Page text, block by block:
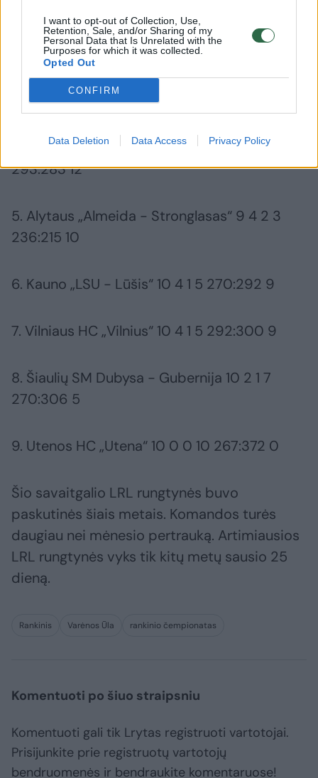
I want to opt-out of Collection, Use,
Retention, Sale, and/or Sharing of my
Personal Data that Is Unrelated with the
Purposes for which it was collected.
Opted Out
CONFIRM
Data Deletion Data Access Privacy Policy
2. Vilniaus VHC „Šviesa“ 10 6 1 3 302:269 13
3. Varėnos „Ūla“ 10 6 1 3 275:238 13
4. Kauno „Granitas - Gaja - Karys“ 10 6 0 4
293:283 12
5. Alytaus „Almeida - Stronglasas“ 9 4 2 3
236:215 10
6. Kauno „LSU - Lūšis“ 10 4 1 5 270:292 9
7. Vilniaus HC „Vilnius“ 10 4 1 5 292:300 9
8. Šiaulių SM Dubysa - Gubernija 10 2 1 7
270:306 5
9. Utenos HC „Utena“ 10 0 0 10 267:372 0
Šio savaitgalio LRL rungtynės buvo
paskutinės šiais metais. Komandos turės
daugiau nei mėnesio pertrauką. Artimiausios
LRL rungtynės vyks tik kitų metų sausio 25
dieną.
Rankinis Varėnos Ūla rankinio čempionatas
Komentuoti po šiuo straipsniu
Komentuoti gali tik Lrytas registruoti vartotojai.
Prisijunkite prie registruotų vartotojų
bendruomenės ir bendraukite komentaruose!